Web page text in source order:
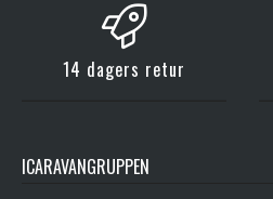
14 dagers retur
ICARAVANGRUPPEN